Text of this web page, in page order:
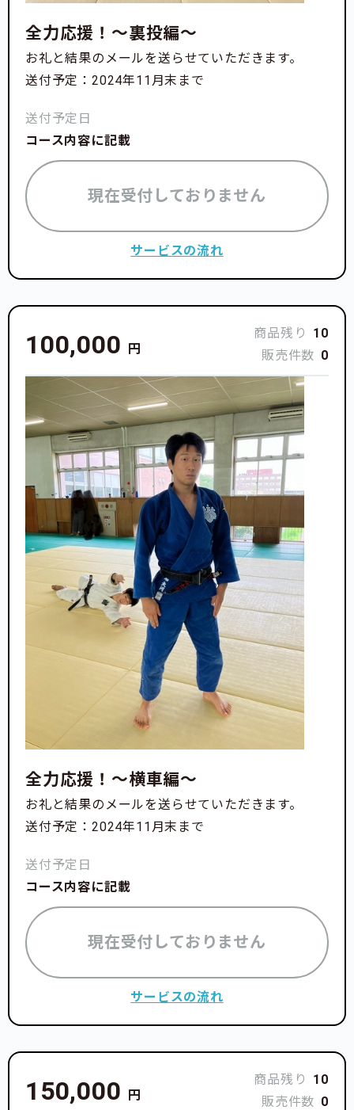
全力応援！〜裏投編〜
お礼と結果のメールを送らせていただきます。
送付予定：2024年11月末まで
送付予定日
コース内容に記載
現在受付しておりません
サービスの流れ
100,000 円
商品残り
10
販売件数 0
全力応援！〜横車編〜
お礼と結果のメールを送らせていただきます。
送付予定：2024年11月末まで
送付予定日
コース内容に記載
現在受付しておりません
サービスの流れ
150,000 円
商品残り
10
販売件数 0